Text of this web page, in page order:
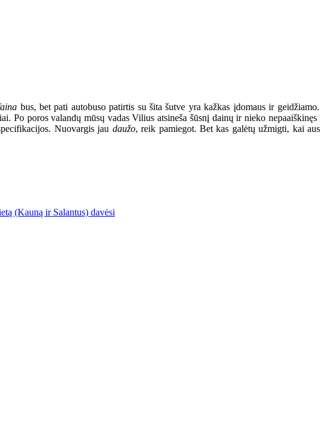
bus, bet pati autobuso patirtis su šita šutve yra kažkas įdomaus ir
Po poros valandų mūsų vadas Vilius atsineša šūsnį dainų ir nieko
Nuovargis jau daužo, reik pamiegot. Bet kas galėtų užmigti, kai
(Kauną ir Salantus) davėsi